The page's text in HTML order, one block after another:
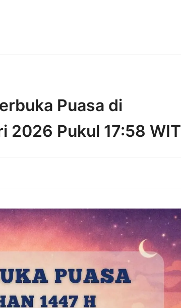
Puasa di
2026 Pukul 17:58 WIT